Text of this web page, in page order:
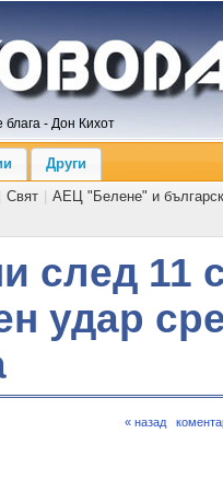
- Дон Кихот
Други
Свят
АЕЦ "Белене" и
след 11
удар
« назад